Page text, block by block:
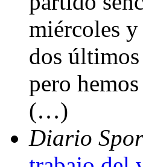
miércoles
dos
pero
(…)
Diario